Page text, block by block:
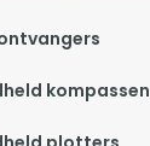
kompassen